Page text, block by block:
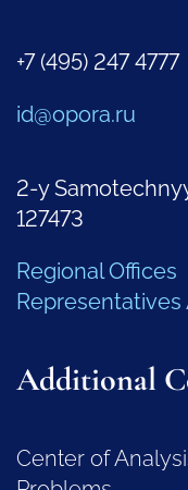
+7 (495) 247 4777
id@opora.ru
2-y
127473
Regional Offices
Representatives
Additional
Center of